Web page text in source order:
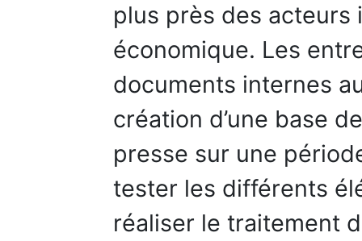
plus près des
économique. Les
documents internes
création d’une base
presse sur une
tester les différents
réaliser le traitement